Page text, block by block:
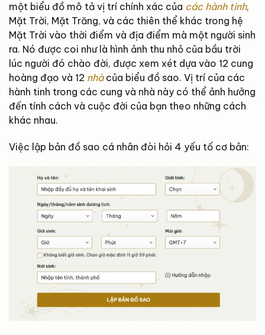
một biểu đồ mô tả vị trí chính xác của các hành tinh,
Mặt Trời, Mặt Trăng, và các thiên thể khác trong hệ
Mặt Trời vào thời điểm và địa điểm mà một người sinh
ra. Nó được coi như là hình ảnh thu nhỏ của bầu trời
lúc người đó chào đời, được xem xét dựa vào 12 cung
hoàng đạo và 12 nhàcủa biểu đồ sao. Vị trí của các
hành tinh trong các cung và nhà này có thể ảnh hưởng
đến tính cách và cuộc đời của bạn theo những cách
khác nhau.
Việc lập bản đồ sao cá nhân đòi hỏi 4 yếu tố cơ bản: